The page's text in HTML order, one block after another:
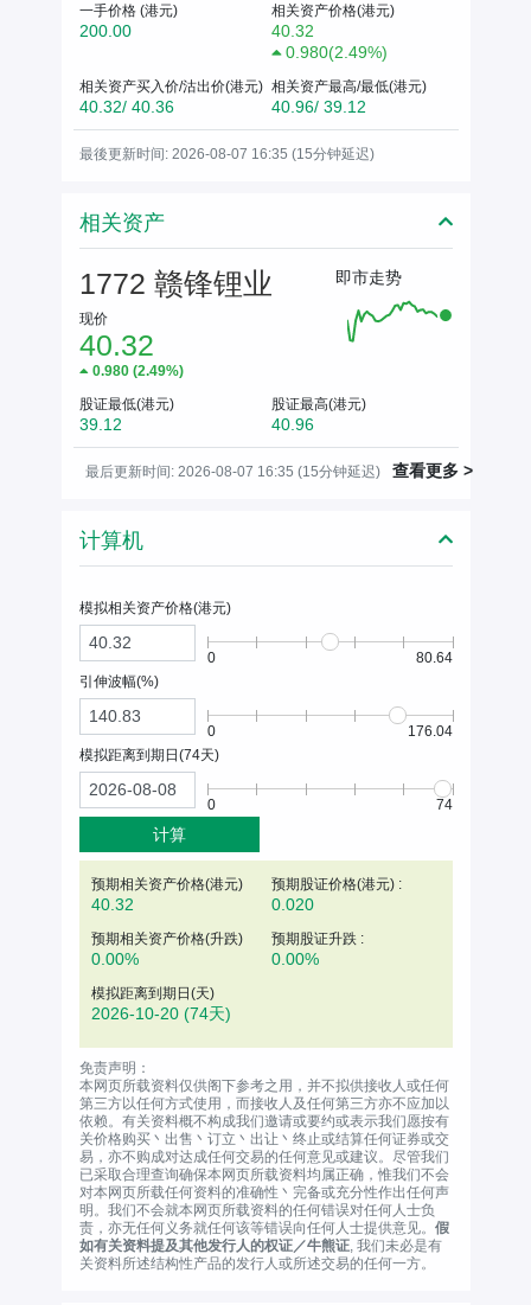
一手价格 (港元)
200.00
相关资产价格(港元)
40.32
0.980(2.49%)
相关资产买入价/沽出价(港元)
40.32/ 40.36
相关资产最高/最低(港元)
40.96/ 39.12
最後更新时间: 2026-08-07 16:35 (15分钟延迟)
相关资产
1772 赣锋锂业
现价
40.32
0.980(2.49%)
即市走势
股证最低(港元)
39.12
股证最高(港元)
40.96
最后更新时间: 2026-08-07 16:35 (15分钟延迟) 查看更多 >
计算机
模拟相关资产价格(港元)
0
80.64
引伸波幅(%)
0
176.04
模拟距离到期日(74天)
0 74
计算
预期相关资产价格(港元)
40.32
预期股证价格(港元) :
0.020
预期相关资产价格(升跌)
0.00%
预期股证升跌 :
0.00%
模拟距离到期日(天)
2026-10-20 (74天)
免责声明：
本网页所载资料仅供阁下参考之用，并不拟供接收人或任何
第三方以任何方式使用，而接收人及任何第三方亦不应加以
依赖。有关资料概不构成我们邀请或要约或表示我们愿按有
关价格购买丶出售丶订立丶出让丶终止或结算任何证券或交
易，亦不购成对达成任何交易的任何意见或建议。尽管我们
已采取合理查询确保本网页所载资料均属正确，惟我们不会
对本网页所载任何资料的准确性丶完备或充分性作出任何声
明。我们不会就本网页所载资料的任何错误对任何人士负
责，亦无任何义务就任何该等错误向任何人士提供意见。 假
如有关资料提及其他发行人的权证／牛熊证, 我们未必是有
关资料所述结构性产品的发行人或所述交易的任何一方。